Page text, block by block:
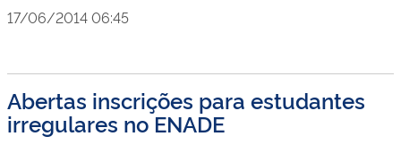
17/06/2014 06:45
Abertas inscrições para estudantes
irregulares no ENADE